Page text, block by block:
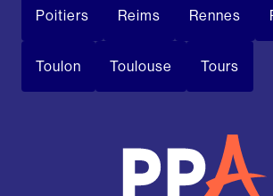
Poitiers Reims Rennes
Toulon Toulouse Tours